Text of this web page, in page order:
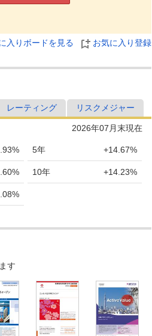
入りボードを見る お気に入り登録
レーティング リスクメジャー
2026年07月末現在
5年 +14.67%
10年 +14.23%
す